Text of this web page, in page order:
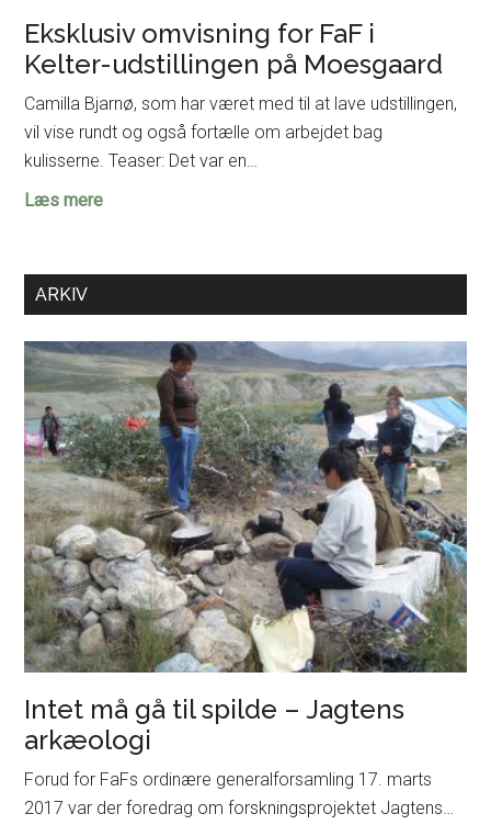
Eksklusiv omvisning for FaF i
Kelter-udstillingen på Moesgaard
Camilla Bjarnø, som har været med til at lave udstillingen,
vil vise rundt og også fortælle om arbejdet bag
kulisserne. Teaser: Det var en…
Læs mereEksklusiv
i
Kelter-
udstillingen
på
Moesgaard
ARKIV
Intet må gå til spilde – Jagtens
arkæologi
Forud for FaFs ordinære generalforsamling 17. marts
2017 var der foredrag om forskningsprojektet Jagtens…